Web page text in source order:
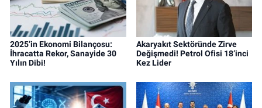
2025’in Ekonomi Bilançosu:
İhracatta Rekor, Sanayide 30
Yılın Dibi!
Akaryakıt Sektöründe Zirve
Değişmedi! Petrol Ofisi 18’inci
Kez Lider